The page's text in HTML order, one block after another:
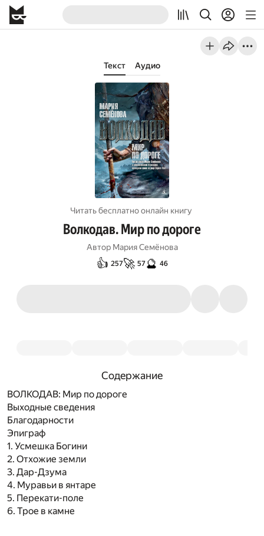
Текст Аудио
Читать бесплатно онлайн книгу
Волкодав. Мир по дороге
Автор Мария Семёнова
👍 257🚀 57🔮 46
Содержание
ВОЛКОДАВ: Мир по дороге
Выходные сведения
Благодарности
Эпиграф
1. Усмешка Богини
2. Отхожие земли
3. Дар-Дзума
4. Муравьи в янтаре
5. Перекати-поле
6. Трое в камне